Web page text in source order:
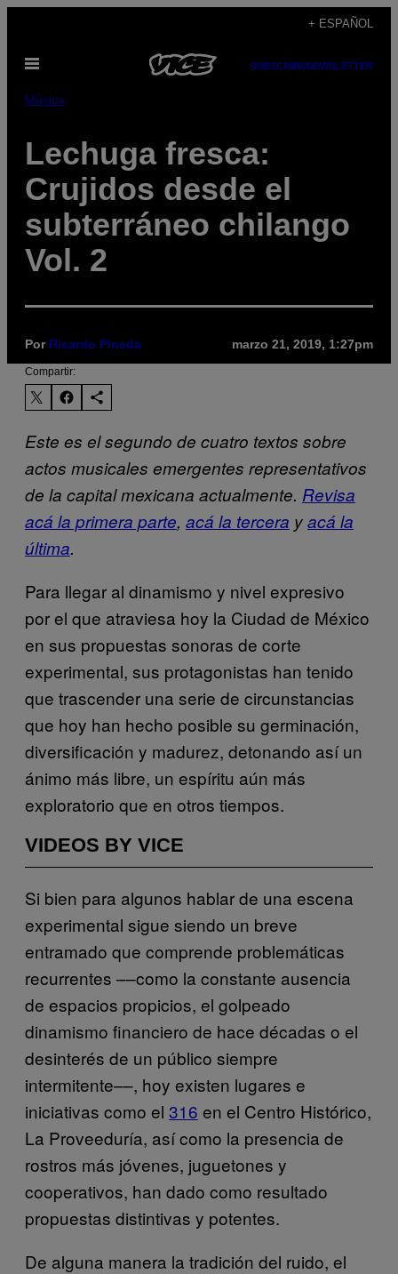
contenido
+ ESPAÑOL
Abrir
SUBSCRIBENEWSLETTER
Música
Lechuga fresca:
Crujidos desde el
subterráneo chilango
Vol. 2
Por Ricardo Pineda marzo 21, 2019, 1:27pm
Compartir:
Este es el segundo de cuatro textos sobre
actos musicales emergentes representativos
de la capital mexicana actualmente. Revisa
acá la primera parte, acá la tercera yacá la
última.
Para llegar al dinamismo y nivel expresivo
por el que atraviesa hoy la Ciudad de México
en sus propuestas sonoras de corte
experimental, sus protagonistas han tenido
que trascender una serie de circunstancias
que hoy han hecho posible su germinación,
diversificación y madurez, detonando así un
ánimo más libre, un espíritu aún más
exploratorio que en otros tiempos.
VIDEOS BY VICE
Si bien para algunos hablar de una escena
experimental sigue siendo un breve
entramado que comprende problemáticas
recurrentes ––como la constante ausencia
de espacios propicios, el golpeado
dinamismo financiero de hace décadas o el
desinterés de un público siempre
intermitente––, hoy existen lugares e
iniciativas como el 316 en el Centro Histórico,
La Proveeduría, así como la presencia de
rostros más jóvenes, juguetones y
cooperativos, han dado como resultado
propuestas distintivas y potentes.
De alguna manera la tradición del ruido, el